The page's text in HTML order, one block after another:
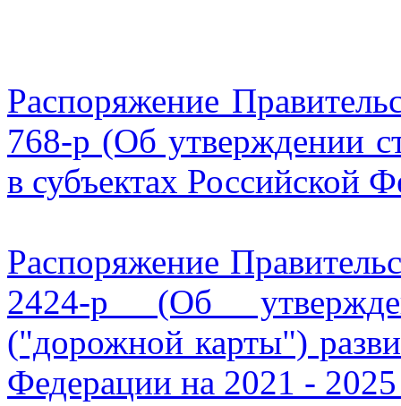
Распоряжение
768-р (Об утверждении
в субъектах Российской
Распоряжение
2424-р (Об
("дорожной карты")
Федерации на 2021 -